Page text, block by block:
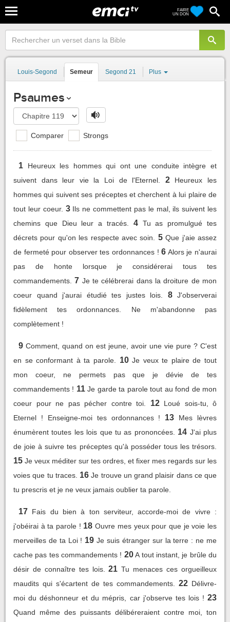
FAIRE
UN DON
Louis-Segond Semeur Segond 21 Plus
Psaumes
Comparer Strongs
1
Heureux les hommes qui ont une conduite intègre et
suivent dans leur vie la Loi de l'Eternel.
2
Heureux les
hommes qui suivent ses préceptes et cherchent à lui plaire de
tout leur coeur. 3 Ils ne commettent pas le mal, ils suivent les
chemins que Dieu leur a tracés.
4 Tu as promulgué tes
décrets pour qu'on les respecte avec soin.
5 Que j'aie assez
de fermeté pour observer tes ordonnances ! 6 Alors je n'aurai
pas de honte lorsque je considérerai tous tes
commandements. 7 Je te célébrerai dans la droiture de mon
coeur quand j'aurai étudié tes justes lois.
8 J'observerai
fidèlement tes ordonnances. Ne m'abandonne pas
complètement !
9 Comment, quand on est jeune, avoir une vie pure ? C'est
en se conformant à ta parole.
10 Je veux te plaire de tout
mon coeur, ne permets pas que je dévie de tes
commandements ! 11 Je garde ta parole tout au fond de mon
coeur pour ne pas pécher contre toi.
12 Loué sois-tu, ô
Eternel ! Enseigne-moi tes ordonnances !
13
Mes lèvres
énumèrent toutes les lois que tu as prononcées.
14 J'ai plus
de joie à suivre tes préceptes qu'à posséder tous les trésors.
15 Je veux méditer sur tes ordres, et fixer mes regards sur les
voies que tu traces. 16 Je trouve un grand plaisir dans ce que
tu prescris et je ne veux jamais oublier ta parole.
17 Fais du bien à ton serviteur, accorde-moi de vivre :
j'obéirai à ta parole ! 18 Ouvre mes yeux pour que je voie les
merveilles de ta Loi ! 19 Je suis étranger sur la terre : ne me
cache pas tes commandements ! 20 A tout instant, je brûle du
désir de connaître tes lois.
21 Tu menaces ces orgueilleux
maudits qui s'écartent de tes commandements.
22 Délivre-
moi du déshonneur et du mépris, car j'observe tes lois ! 23
Quand même des puissants délibéreraient contre moi, ton